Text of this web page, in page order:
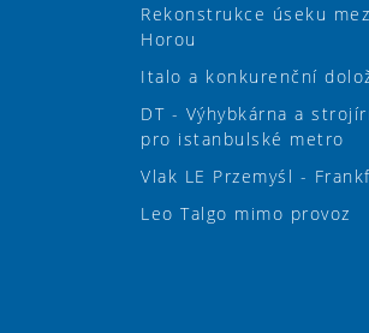
Rekonstrukce úseku
Horou
Italo a konkurenční
DT - Výhybkárna a
pro istanbulské metro
Vlak LE Przemyśl -
Leo Talgo mimo provoz